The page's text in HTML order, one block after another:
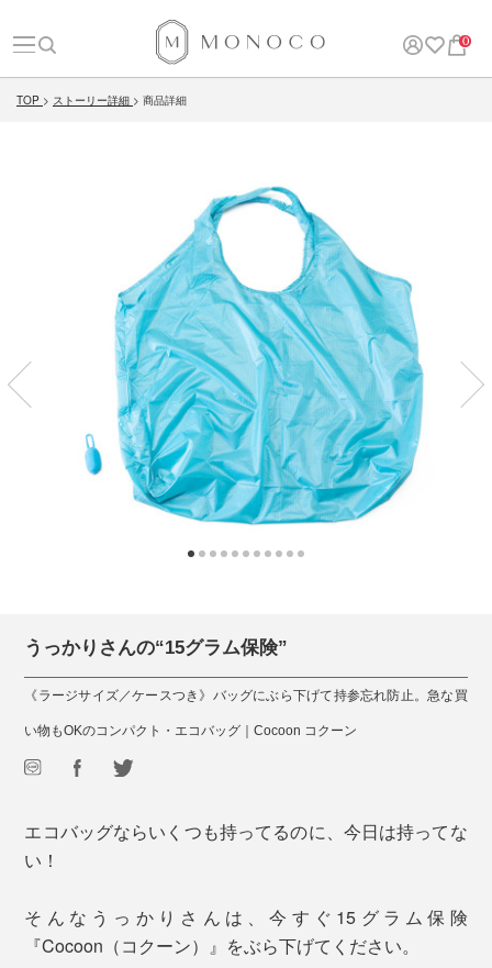
0
TOP ストーリー詳細 商品詳細
うっかりさんの“15グラム保険”
《ラージサイズ／ケースつき》バッグにぶら下げて持参忘れ防止。急な買
い物もOKのコンパクト・エコバッグ｜Cocoon コクーン
エコバッグならいくつも持ってるのに、今日は持ってな
い！
そんなうっかりさんは、今すぐ15グラム保険
『Cocoon（コクーン）』をぶら下げてください。